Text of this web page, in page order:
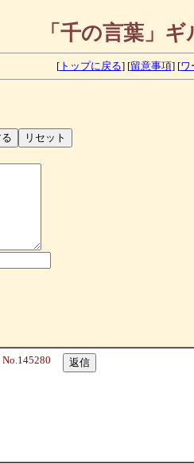
「千の言葉」
[トップに戻る] [留意事項] [ワ
No.145280